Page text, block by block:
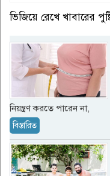
ভিজিয়ে রেখে খাবারের
নিয়ন্ত্রণ করতে পারেন না,
বিস্তারিত